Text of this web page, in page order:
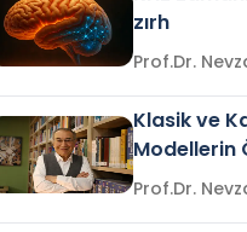
zırh
Klasik ve
Modellerin
Liderlik”